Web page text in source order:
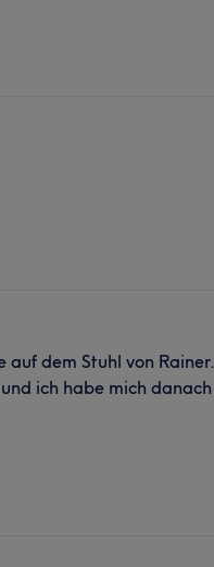
auf dem Stuhl von Rainer.
ich habe mich danach